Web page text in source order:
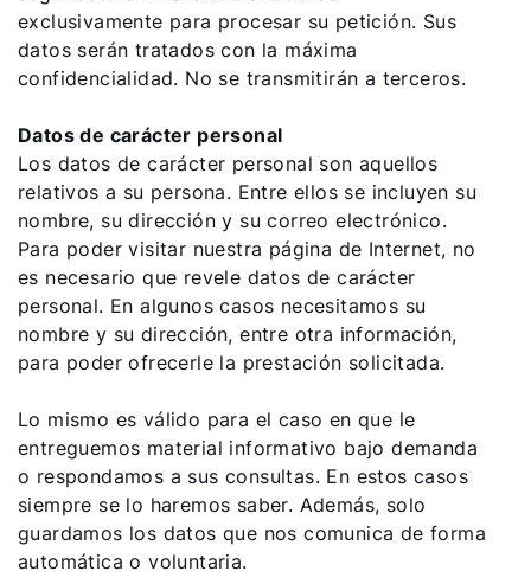
exclusivamente para procesar su petición. Sus
datos serán tratados con la máxima
confidencialidad. No se transmitirán a terceros.
Datos de carácter personal
Los datos de carácter personal son aquellos
relativos a su persona. Entre ellos se incluyen su
nombre, su dirección y su correo electrónico.
Para poder visitar nuestra página de Internet, no
es necesario que revele datos de carácter
personal. En algunos casos necesitamos su
nombre y su dirección, entre otra información,
para poder ofrecerle la prestación solicitada.
Lo mismo es válido para el caso en que le
entreguemos material informativo bajo demanda
o respondamos a sus consultas. En estos casos
siempre se lo haremos saber. Además, solo
guardamos los datos que nos comunica de forma
automática o voluntaria.